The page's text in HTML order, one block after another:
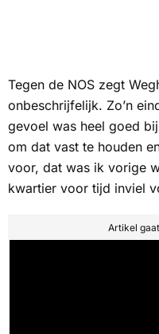
Tegen de NOS zegt
onbeschrijfelijk. Zo’n
gevoel was heel goed
om dat vast te houden
voor, dat was ik vorige
kwartier voor tijd inviel
Artikel